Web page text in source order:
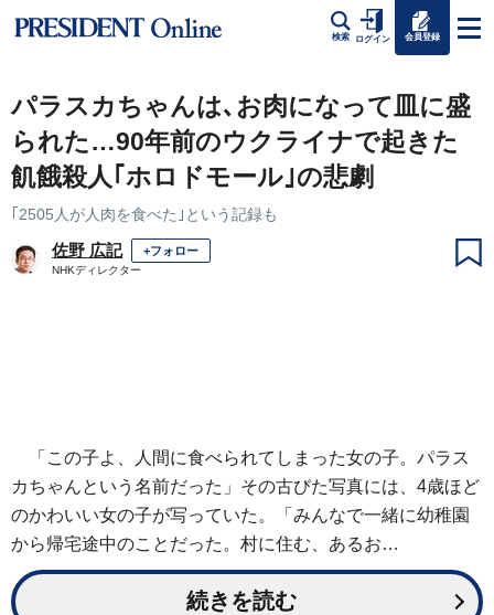
検索 ログイン 会員登録
パラスカちゃんは､お肉になって皿に盛
られた…90年前のウクライナで起きた
飢餓殺人｢ホロドモール｣の悲劇
｢2505人が人肉を食べた｣という記録も
佐野 広記 +フォロー
NHKディレクター
「この子よ、人間に食べられてしまった女の子。パラス
カちゃんという名前だった」その古びた写真には、4歳ほど
のかわいい女の子が写っていた。「みんなで一緒に幼稚園
から帰宅途中のことだった。村に住む、あるお…
続きを読む